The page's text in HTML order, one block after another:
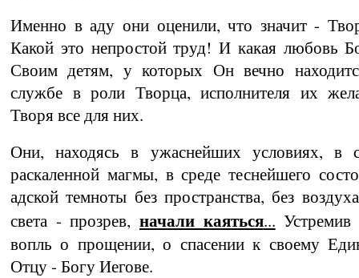
Именно в аду они оценили, что значит -
Какой это непростой труд! И какая любовь
Своим детям, у которых Он вечно
службе в роли Творца, исполнителя их
Творя все для них.
Они, находясь в ужаснейших условиях, в
раскаленной магмы, в среде теснейшего
адской темноты без пространства, без
света - прозрев, начали каяться... Устремив
вопль о прощении, о спасении к своему
Отцу - Богу Иегове.